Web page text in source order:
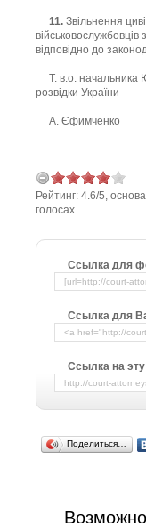
11. Звільнення
військовослужбовців
відповідно до
Т. в.о. начальника
розвідки України
А. Єфимченко
Рейтинг: 4.6/5,
голосах.
Ссылка для
Ссылка для
Ссылка на эту
Поделиться…